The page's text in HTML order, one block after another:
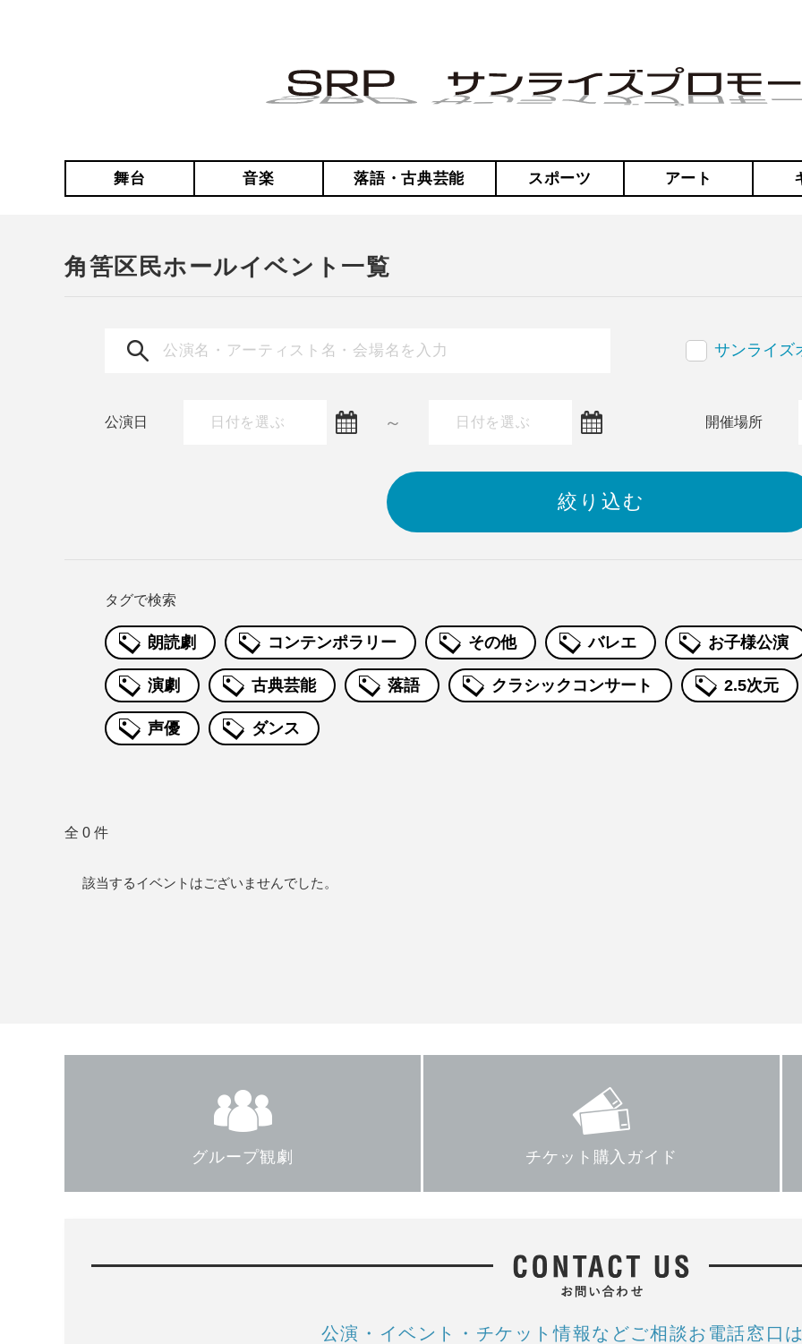
舞台 音楽 落語・古典芸能 スポーツ アート
角筈区民ホールイベント一覧
サンライズ
公演日 ～ 開催場所
タグで検索
朗読劇 コンテンポラリー その他 バレエ お子様公演
演劇 古典芸能 落語 クラシックコンサート 2.5次元
声優 ダンス
全 0 件
該当するイベントはございませんでした。
グループ観劇 チケット購入ガイド
公演・イベント・チケット情報などご相談お電話窓口